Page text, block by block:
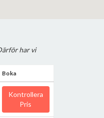
har vi
Boka
Kontrollera
Pris